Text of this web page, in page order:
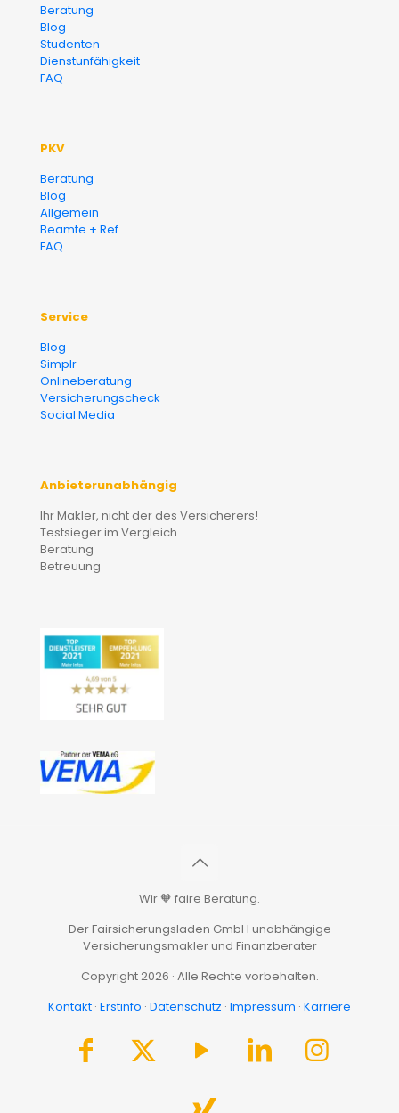
Beratung
Blog
Studenten
Dienstunfähigkeit
FAQ
PKV
Beratung
Blog
Allgemein
Beamte + Ref
FAQ
Service
Blog
Simplr
Onlineberatung
Versicherungscheck
Social Media
Anbieterunabhängig
Ihr Makler, nicht der des Versicherers!
Testsieger im Vergleich
Beratung
Betreuung
Wir 🧡 faire Beratung.
Der Fairsicherungsladen GmbH unabhängige
Versicherungsmakler und Finanzberater
Copyright 2026 · Alle Rechte vorbehalten.
Kontakt · Erstinfo · Datenschutz · Impressum · Karriere